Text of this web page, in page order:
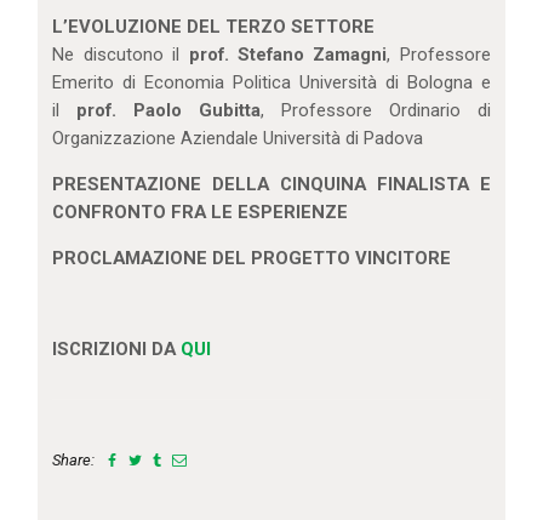
L’EVOLUZIONE DEL TERZO SETTORE
Ne discutono il prof. Stefano Zamagni, Professore
Emerito di Economia Politica Università di Bologna e
il prof. Paolo Gubitta, Professore Ordinario di
Organizzazione Aziendale Università di Padova
PRESENTAZIONE DELLA CINQUINA FINALISTA E
CONFRONTO FRA LE ESPERIENZE
PROCLAMAZIONE DEL PROGETTO VINCITORE
ISCRIZIONI DA QUI
Share: